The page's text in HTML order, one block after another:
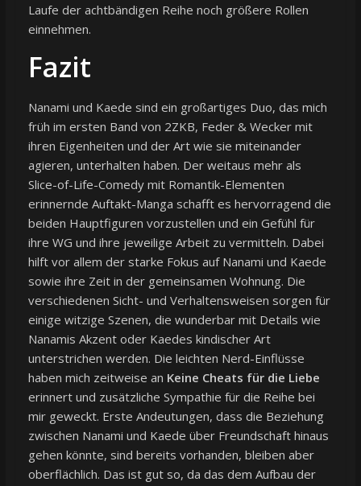
Laufe der achtbändigen Reihe noch größere Rollen
einnehmen.
Fazit
Nanami und Kaede sind ein großartiges Duo, das mich
früh im ersten Band von 2ZKB, Feder & Wecker mit
ihren Eigenheiten und der Art wie sie miteinander
agieren, unterhalten haben. Der weitaus mehr als
Slice-of-Life-Comedy mit Romantik-Elementen
erinnernde Auftakt-Manga schafft es hervorragend die
beiden Hauptfiguren vorzustellen und ein Gefühl für
ihre WG und ihre jeweilige Arbeit zu vermitteln. Dabei
hilft vor allem der starke Fokus auf Nanami und Kaede
sowie ihre Zeit in der gemeinsamen Wohnung. Die
verschiedenen Sicht- und Verhaltensweisen sorgen für
einige witzige Szenen, die wunderbar mit Details wie
Nanamis Akzent oder Kaedes kindischer Art
unterstrichen werden. Die leichten Nerd-Einflüsse
haben mich zeitweise an Keine Cheats für die Liebe
erinnert und zusätzliche Sympathie für die Reihe bei
mir geweckt. Erste Andeutungen, dass die Beziehung
zwischen Nanami und Kaede über Freundschaft hinaus
gehen könnte, sind bereits vorhanden, bleiben aber
oberflächlich. Das ist gut so, da das dem Aufbau der